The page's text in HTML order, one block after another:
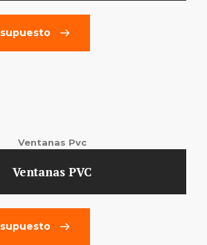
Ventanas Pvc
Ventanas PVC